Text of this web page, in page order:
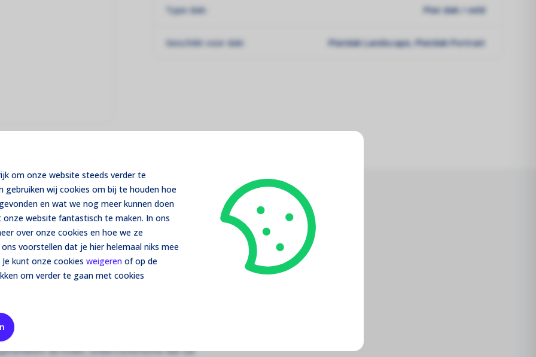
om onze website steeds verder te
gebruiken wij cookies om bij te houden hoe
en wat we nog meer kunnen doen
website fantastisch te maken. In ons
over onze cookies en hoe we ze
ons voorstellen dat je hier helemaal niks mee
kunt onze cookies weigeren of op de
om verder te gaan met cookies
Type dak: Plat dak / veld
Geschikt voor dak: Platdak Landscape, Platdak Portrait
met de Esdec onderconstructie. Speciaal
Esdec een solide basis voor optimale
integreert vlekkeloos met platte
en functioneel zonne-energiesysteem.
snelle montage met het innovatieve
premium materialen, biedt de Esdec
is tegen wind, weer en tijd.
de Esdec onderconstructie dat uw